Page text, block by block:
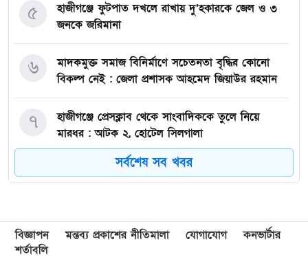
হাজীগঞ্জে ফুটপাত দখলে রাখায় দু’হকারকে জেল ও ৩
জনকে জরিমানা
৫
মাদকমুক্ত সমাজ বিনির্মাণে সচেতনতা বৃদ্ধির কোনো
বিকল্প নেই : জেলা প্রশাসক আহমেদ জিয়াউর রহমান
৬
হাজীগঞ্জে প্রেসক্লাব থেকে সাংবাদিককে তুলে নিয়ে
মারধর : আটক ২, হোটেল সিলগালা
৭
মতলব উত্তরে কালাম এন্টারপ্রাইজের মালিককে ২৫
হাজার টাকা জরিমানা
৮
মেরিল প্রথম আলো সমালোচক পুরস্কার ২০২৫ : সেরা
অভিনেতার চূড়ান্ত মনোনয়নে জায়গা করে নিলেন
৯
সর্বশেষ সব খবর
বিজ্ঞাপন মন্তব্য প্রকাশের নীতিমালা যোগাযোগ
কনভার্টার
শর্তাবলি